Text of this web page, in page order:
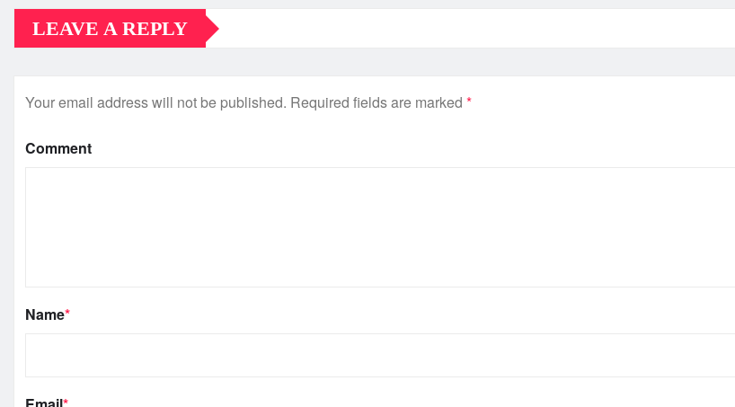
LEAVE A REPLY
Your email address will not be published. Required fields are marked *
Comment
Name*